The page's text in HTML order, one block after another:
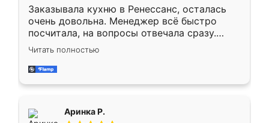
Заказывала кухню в Ренессанс, осталась
очень довольна. Менеджер всё быстро
посчитала, на вопросы отвечала сразу.
Замерщик приехал в субботу, подошёл к
делу со всей ответственностью. Собрали
за день, ребята работали аккуратно, даже
Читать полностью
Аринка Р.